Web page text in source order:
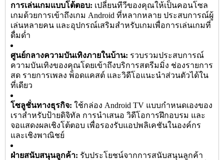
การเล่นเกมแบบโต้ตอบ: เปลี่ยนทีวีของคุณให้เป็นคอนโซล
เกมด้วยการเข้าถึงเกม Android ที่หลากหลาย ประสบการณ์ผู้
เล่นหลายคน และอุปกรณ์เสริมสำหรับเกมเพื่อการเล่นเกมที่
ดื่มด่ำ
ศูนย์กลางความบันเทิงภายในบ้าน: รวบรวมประสบการณ์
ความบันเทิงของคุณโดยเข้าถึงบริการสตรีมมิ่ง ช่องรายการ
สด รายการเพลง พ็อดแคสต์ และวิดีโอแนะนำส่วนตัวได้ใน
ที่เดียว
โซลูชั่นทางธุรกิจ: ใช้กล่อง Android TV แบบกำหนดเองของ
เราสำหรับป้ายดิจิทัล การนำเสนอ วิดีโอการฝึกอบรม และ
จอแสดงผลเชิงโต้ตอบ เพื่อรองรับแอปพลิเคชันในองค์กร
และเชิงพาณิชย์
ฝ่ายสนับสนุนลูกค้า: รับประโยชน์จากการสนับสนุนลูกค้า